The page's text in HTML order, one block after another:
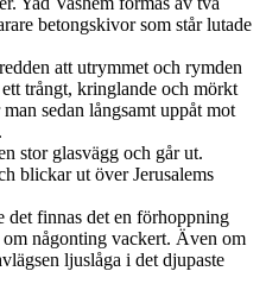
betongskivor som står lutade
att utrymmet och rymden
trångt, kringlande och mörkt
sedan långsamt uppåt mot
stor glasvägg och går ut.
blickar ut över Jerusalems
det finnas det en förhoppning
någonting vackert. Även om
ljuslåga i det djupaste